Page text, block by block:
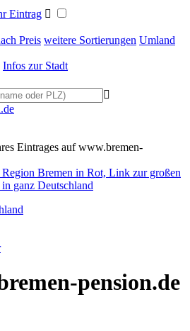
Eintrag 
Preis weitere Sortierungen Umland
Infos zur Stadt

Eintrages auf www.bremen-
pension.de